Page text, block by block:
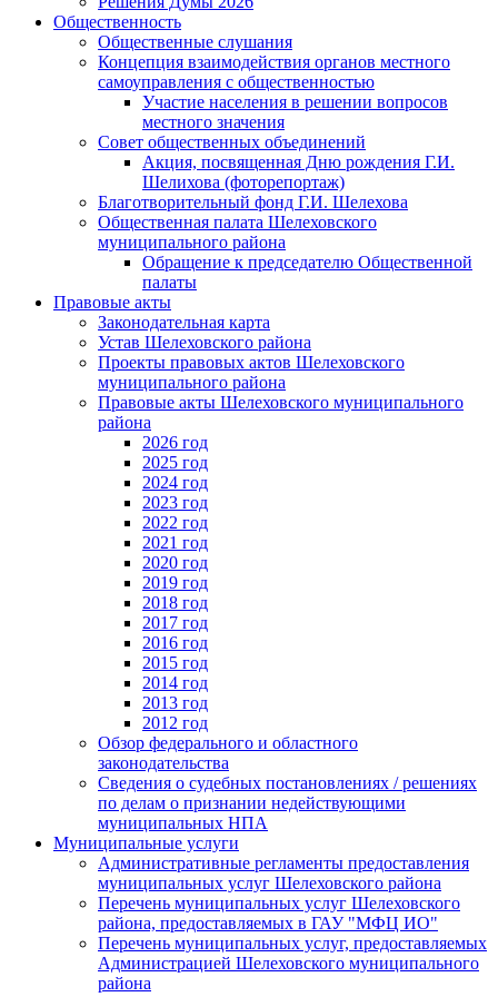
Общественность
Общественные слушания
Концепция взаимодействия органов местного
самоуправления с общественностью
Участие населения в решении вопросов
местного значения
Совет общественных объединений
Акция, посвященная Дню рождения Г.И.
Шелихова (фоторепортаж)
Благотворительный фонд Г.И. Шелехова
Общественная палата Шелеховского
муниципального района
Обращение к председателю Общественной
палаты
Правовые акты
Законодательная карта
Устав Шелеховского района
Проекты правовых актов Шелеховского
муниципального района
Правовые акты Шелеховского муниципального
района
2026 год
2025 год
2024 год
2023 год
2022 год
2021 год
2020 год
2019 год
2018 год
2017 год
2016 год
2015 год
2014 год
2013 год
2012 год
Обзор федерального и областного
законодательства
Сведения о судебных постановлениях / решениях
по делам о признании недействующими
муниципальных НПА
Муниципальные услуги
Административные регламенты предоставления
муниципальных услуг Шелеховского района
Перечень муниципальных услуг Шелеховского
района, предоставляемых в ГАУ "МФЦ ИО"
Перечень муниципальных услуг, предоставляемых
Администрацией Шелеховского муниципального
района